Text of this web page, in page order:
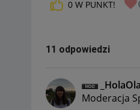
0 W PUNKT!
11 odpowiedzi
_HolaOla_
Moderacja